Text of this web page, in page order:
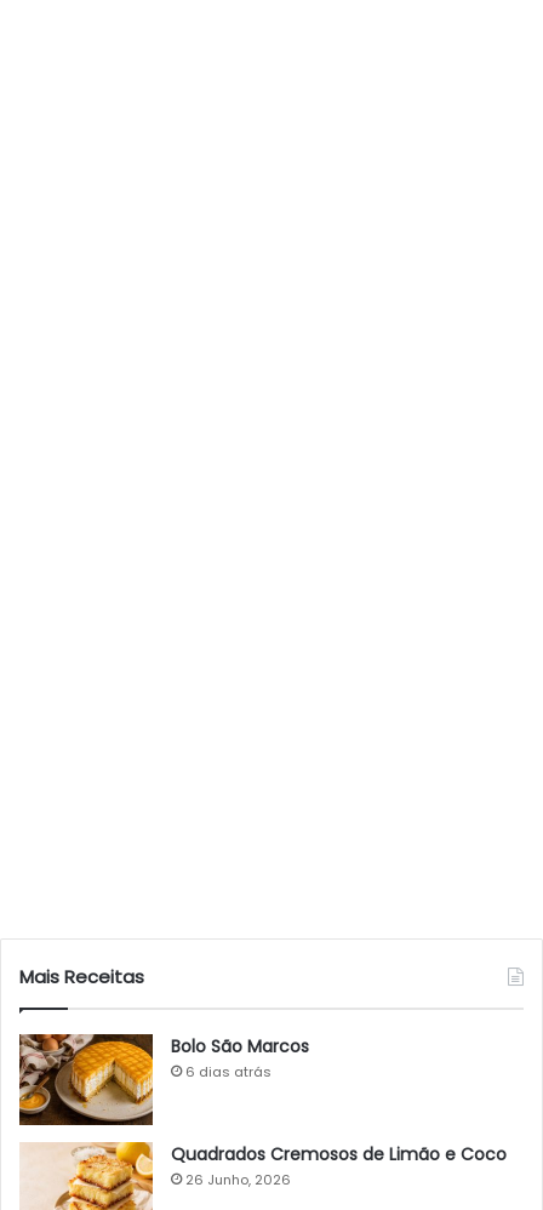
Mais Receitas
Bolo São Marcos
6 dias atrás
Quadrados Cremosos de Limão e Coco
26 Junho, 2026